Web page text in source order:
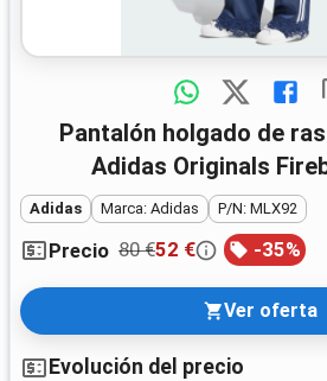
Pantalón holgado de raso con encaje
Adidas Originals
Adidas Marca: Adidas P/N: MLX92
Precio 80 €52 € -35%
Ver oferta
Evolución del precio